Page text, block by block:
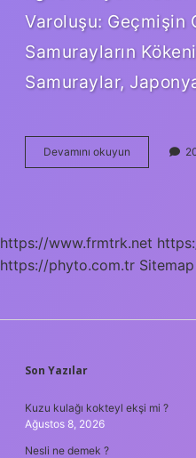
Varoluşu: Geçmişin
Samurayların
Samuraylar,
Devamını okuyun
samuray
https://www.frmtrk.net
https://phyto.com.tr Sitemap
SIDEBAR
Son Yazılar
Kuzu kulağı kokteyl ekşi mi ?
Ağustos 8, 2026
Nesli ne demek ?